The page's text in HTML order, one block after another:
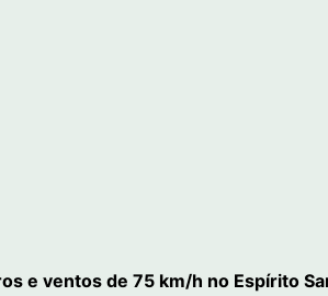
e ventos de 75 km/h no Espírito